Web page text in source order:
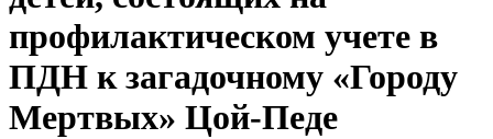
профилактическом учете в
ПДН к загадочному «Городу
Мертвых» Цой-Педе